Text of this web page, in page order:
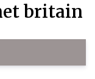
britain